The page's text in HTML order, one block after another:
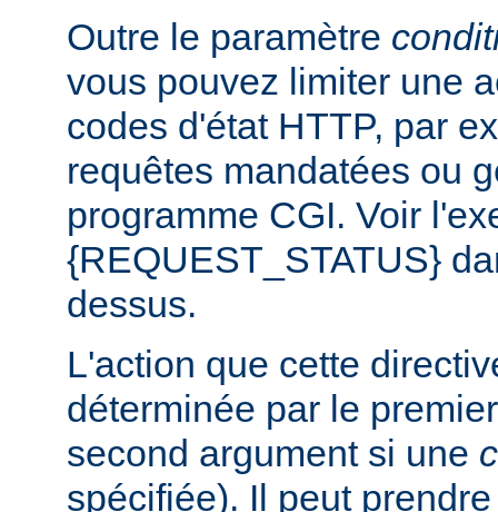
Outre le paramètre
vous pouvez limiter une
codes d'état HTTP, par
requêtes mandatées ou
programme CGI. Voir
{REQUEST_STATUS}
dessus.
L'action que cette
déterminée par le
second argument si une
spécifiée). Il peut